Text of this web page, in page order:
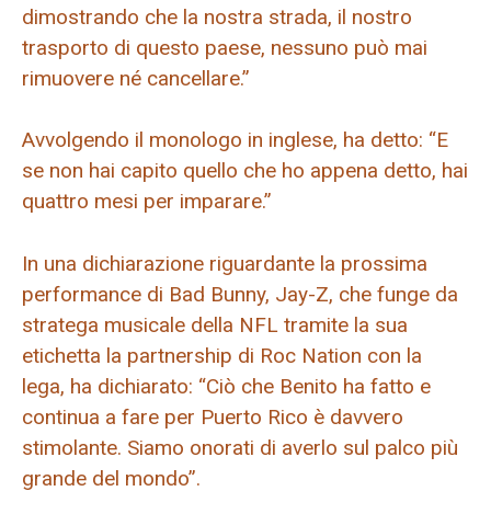
dimostrando che la nostra strada, il nostro
trasporto di questo paese, nessuno può mai
rimuovere né cancellare.”
Avvolgendo il monologo in inglese, ha detto: “E
se non hai capito quello che ho appena detto, hai
quattro mesi per imparare.”
In una dichiarazione riguardante la prossima
performance di Bad Bunny, Jay-Z, che funge da
stratega musicale della NFL tramite la sua
etichetta la partnership di Roc Nation con la
lega, ha dichiarato: “Ciò che Benito ha fatto e
continua a fare per Puerto Rico è davvero
stimolante. Siamo onorati di averlo sul palco più
grande del mondo”.